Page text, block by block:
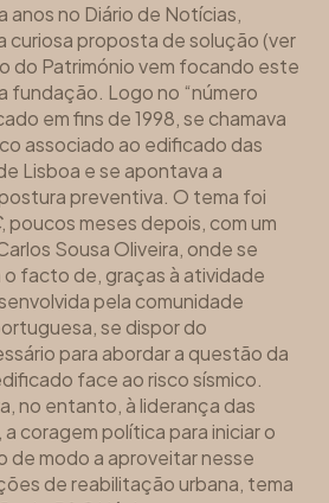
no Diário de Notícias,
curiosa proposta de solução (ver
do Património vem focando este
fundação. Logo no “número
em fins de 1998, se chamava
associado ao edificado das
Lisboa e se apontava a
preventiva. O tema foi
, poucos meses depois, com um
Sousa Oliveira, onde se
o facto de, graças à atividade
pela comunidade
se dispor do
para abordar a questão da
face ao risco sísmico.
no entanto, à liderança das
coragem política para iniciar o
de modo a aproveitar nesse
de reabilitação urbana, tema